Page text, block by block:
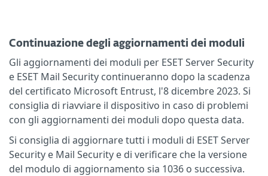
Continuazione degli aggiornamenti dei moduli
Gli aggiornamenti dei moduli per ESET Server Security
e ESET Mail Security continueranno dopo la scadenza
del certificato Microsoft Entrust, l'8 dicembre 2023. Si
consiglia di riavviare il dispositivo in caso di problemi
con gli aggiornamenti dei moduli dopo questa data.
Si consiglia di aggiornare tutti i moduli di ESET Server
Security e Mail Security e di verificare che la versione
del modulo di aggiornamento sia 1036 o successiva.